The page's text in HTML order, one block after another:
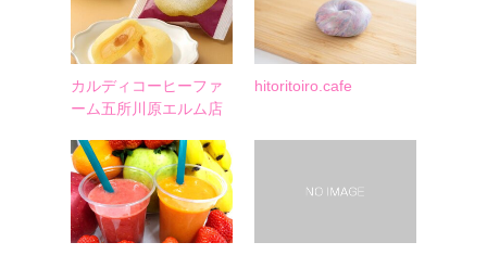
カルディコーヒーファ
ーム五所川原エルム店
hitoritoiro.cafe